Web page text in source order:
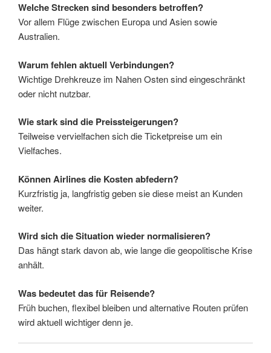
Welche Strecken sind besonders betroffen?
Vor allem Flüge zwischen Europa und Asien sowie
Australien.
Warum fehlen aktuell Verbindungen?
Wichtige Drehkreuze im Nahen Osten sind eingeschränkt
oder nicht nutzbar.
Wie stark sind die Preissteigerungen?
Teilweise vervielfachen sich die Ticketpreise um ein
Vielfaches.
Können Airlines die Kosten abfedern?
Kurzfristig ja, langfristig geben sie diese meist an Kunden
weiter.
Wird sich die Situation wieder normalisieren?
Das hängt stark davon ab, wie lange die geopolitische Krise
anhält.
Was bedeutet das für Reisende?
Früh buchen, flexibel bleiben und alternative Routen prüfen
wird aktuell wichtiger denn je.